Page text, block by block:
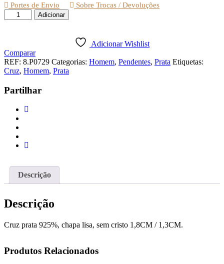
Portes de Envio Sobre Trocas / Devoluções
Quantidade
de
CHAPA
LISA
Adicionar
Adicionar Wishlist
Comparar
REF: 8.P0729 Categorias: Homem, Pendentes, Prata Etiquetas:
Cruz, Homem, Prata
Partilhar
Descrição
Descrição
Cruz prata 925%, chapa lisa, sem cristo 1,8CM / 1,3CM.
Produtos Relacionados